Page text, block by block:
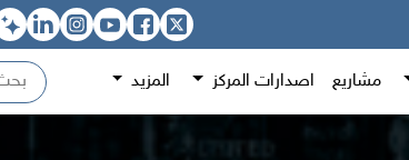
مشاريع اصدارات المركز المزيد